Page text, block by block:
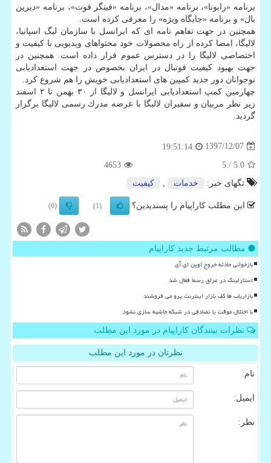
برنامه «رابونا»، برنامه «مدال»، برنامه «فینگر فوت»، برنامه «دیرین
بال» و برنامه «جایگاه ویژه» را معرفی كرده است.
همچنین در جهت تفاهم نامه ای كه ایرانسل با سازمان لیگ اسپانیا،
لالیگا، امضا كرده از راه محصولات خود محتواهای ویدیویی با كیفیت و
اختصاصی لالیگا را در دسترس عموم قرار داده است. همچنین در
جهت بهبود كیفیت فوتبال در ایران بخصوص در جهت استعدادیابی
نوجوانان دور جدید كمپین های استعدادیابی خویش را هم شروع كرد.
چهارمین كمپ استعدادیابی ایرانسل و لالیگا از ۳۰ بهمن تا ۲ اسفند
زیر نظر مربیان و سفیران لالیگا با عرضه مدرك رسمی لالیگا برگزار
گردید.
1397/12/07
19:51:14
5.0
/ 5
4653
تگهای خبر:
خدمات كیفیت
این مطلب کاراپیام را پسندیدین؟ (1)
(0)
مطالب مرتبط جدید کاراپیام
بازخوانی حادثه خروج اوپن ای آی
استارلینک در عراق رسما فعال شد
بازاریاب ها کف بازار اینترنت پرو می فروشند
با اختلال موقت یا تصادفی در شبکه حاشیه سازی نشود
نظرات بینندگان کاراپیام در مورد این مطلب
نظرتان در مورد این مطلب
نام:
ایمیل:
نظر: